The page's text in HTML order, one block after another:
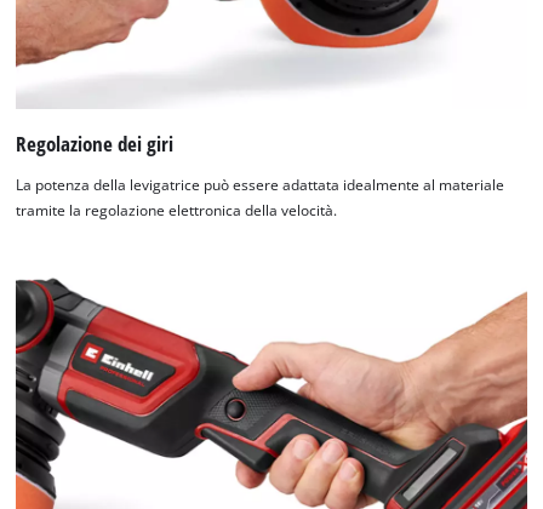
Regolazione dei giri
La potenza della levigatrice può essere adattata idealmente al materiale
tramite la regolazione elettronica della velocità.